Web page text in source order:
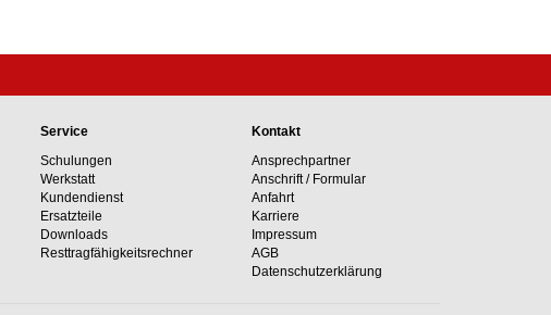
Service
Schulungen
Werkstatt
Kundendienst
Ersatzteile
Downloads
Resttragfähig­keits­rechner
Kontakt
Ansprechpartner
Anschrift / Formular
Anfahrt
Karriere
Impressum
AGB
Datenschutzerklärung